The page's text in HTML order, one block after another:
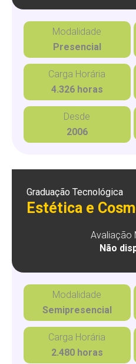
Modalidade
Presencial
Carga Horária
4.326 horas
Desde
2006
Graduação Tecnológica
Estética e
Avaliação
Não
Modalidade
Semipresencial
Carga Horária
2.480 horas